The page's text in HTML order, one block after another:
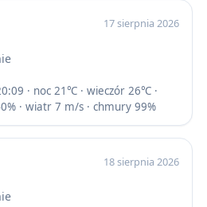
17 sierpnia 2026
· noc 21℃ · wieczór 26℃ ·
· wiatr 7 m/s · chmury 99%
18 sierpnia 2026